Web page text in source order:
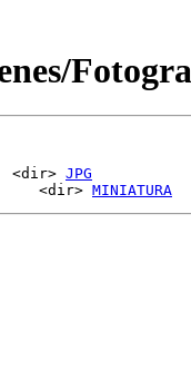
<dir> JPG
<dir> MINIATURA